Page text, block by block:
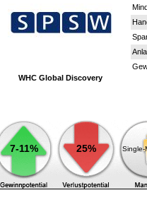
WHC Global Discovery
7-11% 25% Single-